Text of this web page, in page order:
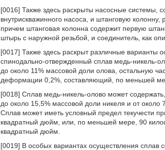
[0016] Также здесь раскрыты насосные системы,
внутрискважинного насоса, и штанговую
причем штанговая колонна содержит первую
штырь с наружной резьбой, и соединитель, как
[0017] Также здесь раскрыт различные варианты
спинодально-отвержденный сплав медь-никель-
до около 11% массовой доли олова, остальную
деформации 0,2%, составляющий, по меньшей
[0018] Сплав медь-никель-олово может
до около 15,5% массовой доли никеля и от около
Сплав может иметь условный предел текучести
квадратный дюйм, или, по меньшей мере, 90
квадратный дюйм.
[0019] В особых вариантах осуществления сплав